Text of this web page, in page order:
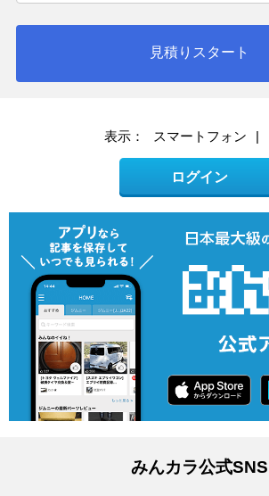
見積りスタート
表示： スマートフォン |
ログイン
みんカラ公式SNS